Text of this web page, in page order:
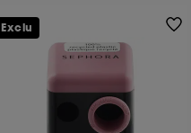
Exclu